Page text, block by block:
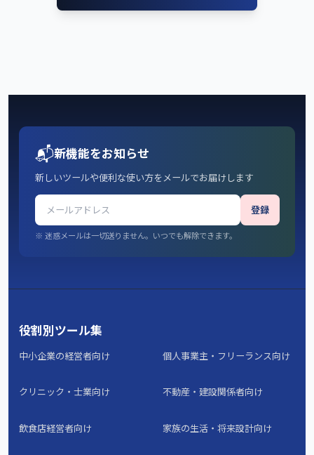
📬新機能をお知らせ
新しいツールや便利な使い方をメールでお届けします
登録
※ 迷惑メールは一切送りません。いつでも解除できます。
役割別ツール集
中小企業の経営者向け 個人事業主・フリーランス向け
クリニック・士業向け 不動産・建設関係者向け
飲食店経営者向け 家族の生活・将来設計向け